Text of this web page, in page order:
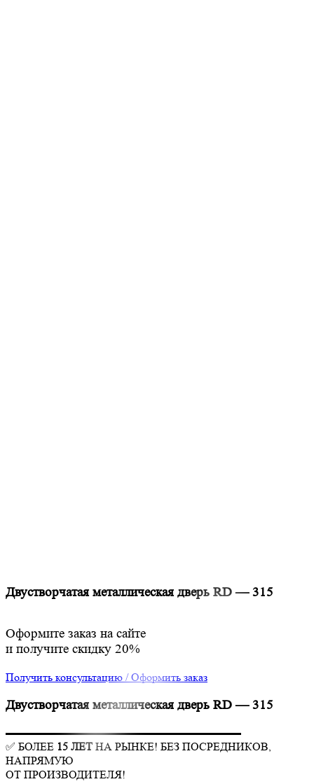
Двустворчатая металлическая дверь RD — 315
Двустворчатая металлическая дверь RD — 315
▬▬▬▬▬▬▬▬▬▬▬▬▬▬▬▬▬▬▬▬▬
✅ БОЛЕЕ 15 ЛЕТ НА РЫНКЕ! БЕЗ ПОСРЕДНИКОВ,
НАПРЯМУЮ
ОТ ПРОИЗВОДИТЕЛЯ!
Оформите заказ на сайте
и получите скидку 20%
Получить консультацию / Оформить заказ